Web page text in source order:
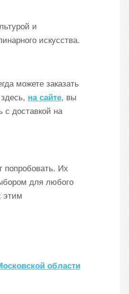
и
искусства.
можете заказать
на сайте, вы
с доставкой на
попробовать. Их
для любого
этим
области